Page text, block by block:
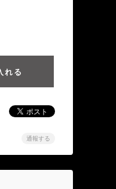
通報する